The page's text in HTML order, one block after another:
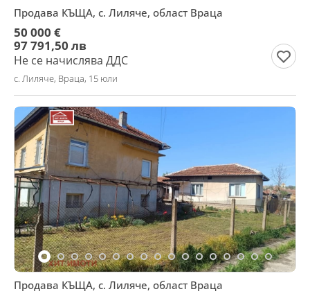
Продава КЪЩА, с. Лиляче, област Враца
50 000 €
97 791,50 лв
Не се начислява ДДС
с. Лиляче, Враца, 15 юли
Продава КЪЩА, с. Лиляче, област Враца